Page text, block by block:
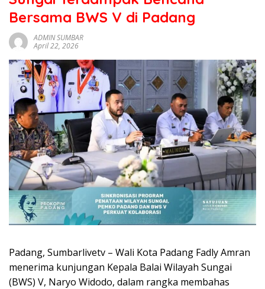
sumbar
tv
Bersama BWS V di Padang
ADMIN SUMBAR
April 22, 2026
Padang, Sumbarlivetv – Wali Kota Padang Fadly Amran
menerima kunjungan Kepala Balai Wilayah Sungai
(BWS) V, Naryo Widodo, dalam rangka membahas